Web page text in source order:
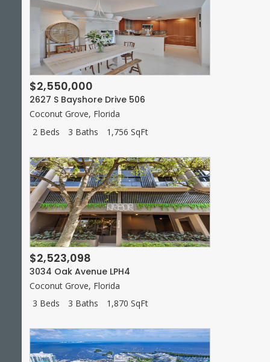
$2,550,000
2627 S Bayshore Drive 506
Coconut Grove, Florida
2 Beds
3 Baths 1,756 SqFt
$2,523,098
3034 Oak Avenue LPH4
Coconut Grove, Florida
3 Beds
3 Baths 1,870 SqFt